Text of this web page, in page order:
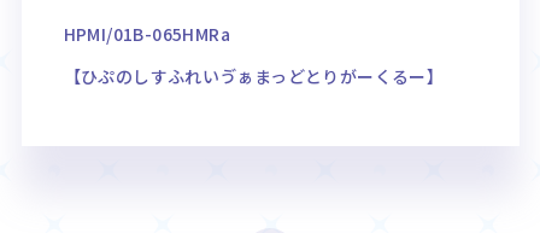
HPMI/01B-065HMRa
【ひぷのしすふれいゔぁまっどとりがーくるー】